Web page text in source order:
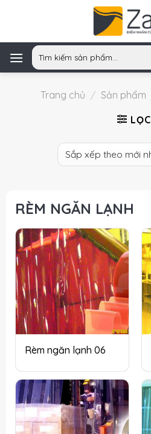
Tìm
kiếm:
Trang chủ / Sản phẩm
LỌC
RÈM NGĂN LẠNH
Rèm ngăn lạnh 06